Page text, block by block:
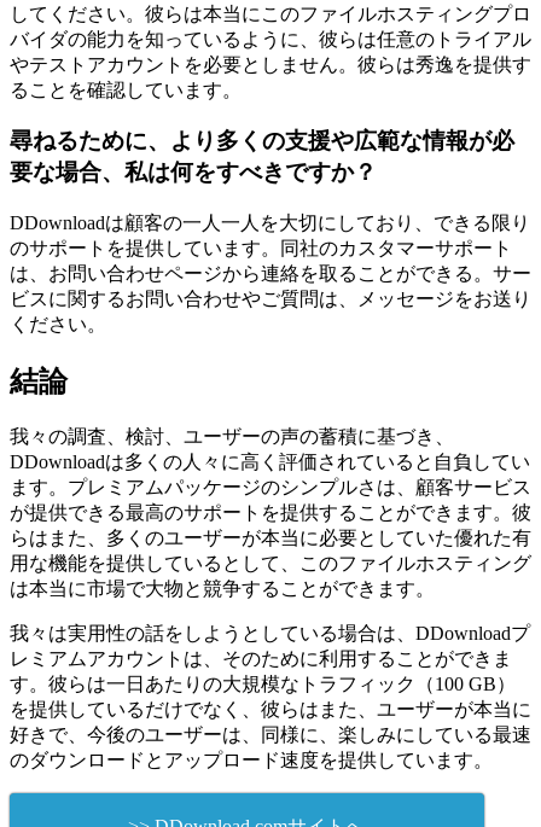
してください。彼らは本当にこのファイルホスティングプロ
バイダの能力を知っているように、彼らは任意のトライアル
やテストアカウントを必要としません。彼らは秀逸を提供す
ることを確認しています。
尋ねるために、より多くの支援や広範な情報が必
要な場合、私は何をすべきですか？
DDownloadは顧客の一人一人を大切にしており、できる限り
のサポートを提供しています。同社のカスタマーサポート
は、お問い合わせページから連絡を取ることができる。サー
ビスに関するお問い合わせやご質問は、メッセージをお送り
ください。
結論
我々の調査、検討、ユーザーの声の蓄積に基づき、
DDownloadは多くの人々に高く評価されていると自負してい
ます。プレミアムパッケージのシンプルさは、顧客サービス
が提供できる最高のサポートを提供することができます。彼
らはまた、多くのユーザーが本当に必要としていた優れた有
用な機能を提供しているとして、このファイルホスティング
は本当に市場で大物と競争することができます。
我々は実用性の話をしようとしている場合は、DDownloadプ
レミアムアカウントは、そのために利用することができま
す。彼らは一日あたりの大規模なトラフィック（100 GB）
を提供しているだけでなく、彼らはまた、ユーザーが本当に
好きで、今後のユーザーは、同様に、楽しみにしている最速
のダウンロードとアップロード速度を提供しています。